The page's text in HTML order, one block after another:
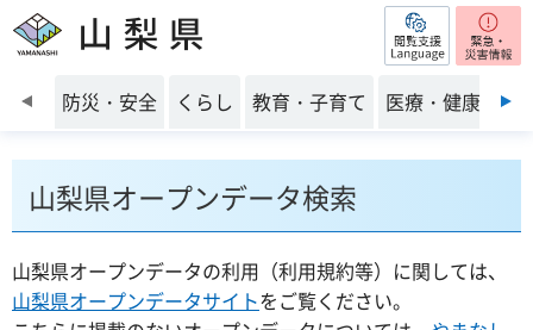
山梨県 閲覧支援
前のスライドを表示
防災・安全 くらし 教育・子育て 医療・健康・福
山梨県オープンデータ検索
山梨県オープンデータの利用（利用規約等）に関しては、
山梨県オープンデータサイトをご覧ください。